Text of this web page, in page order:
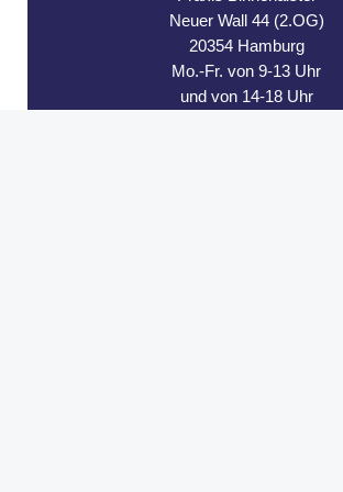
Neuer Wall 44 (2.OG)
20354 Hamburg
Mo.-Fr. von 9-13 Uhr
und von 14-18 Uhr